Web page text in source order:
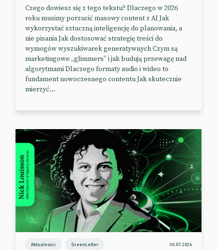
Tim Tam stawia OOH na głowie
Jak najprościej przyciągnąć uwagę billboardem?
Odwrócić go do góry nogami.
Na taki krok zdecydował się producent ciastek Tim
Tam.
Byłby to może zabieg zbyt karkołomny, gdyby nie
Popularne na Antypodach Tim Tamy trafiły do
brytyjskich supermarketów w marcu zeszłego roku,
ale wielu konsumentów wciąż nie ma pojęcia o
dostępności australijskich ciastek. Wywrotowa
kampania OOH ma to zmienić.
📰The Drum
Czego dowiesz się z tego tekstu? Dlaczego w 2026
roku musimy porzucić masowy content z AI Jak
wykorzystać sztuczną inteligencję do planowania, a
nie pisania Jak dostosować strategię treści do
wymogów wyszukiwarek generatywnych Czym są
marketingowe „glimmers” i jak budują przewagę nad
algorytmami Dlaczego formaty audio i wideo to
fundament nowoczesnego contentu Jak skutecznie
mierzyć...
Aktualności GreenLetter 30.07.2026